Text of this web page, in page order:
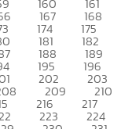
160 161
167 168
174 175
181 182
188 189
195 196
202 203
209 210
216 217
223 224